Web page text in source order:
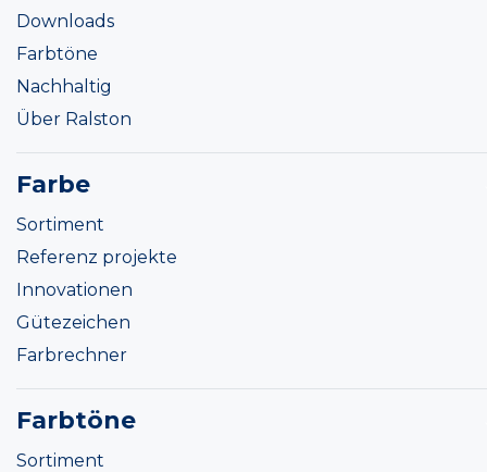
Downloads
Farbtöne
Nachhaltig
Über Ralston
Farbe
Sortiment
Referenz projekte
Innovationen
Gütezeichen
Farbrechner
Farbtöne
Sortiment